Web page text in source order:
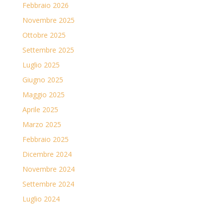
Febbraio 2026
Novembre 2025
Ottobre 2025
Settembre 2025
Luglio 2025
Giugno 2025
Maggio 2025
Aprile 2025
Marzo 2025
Febbraio 2025
Dicembre 2024
Novembre 2024
Settembre 2024
Luglio 2024